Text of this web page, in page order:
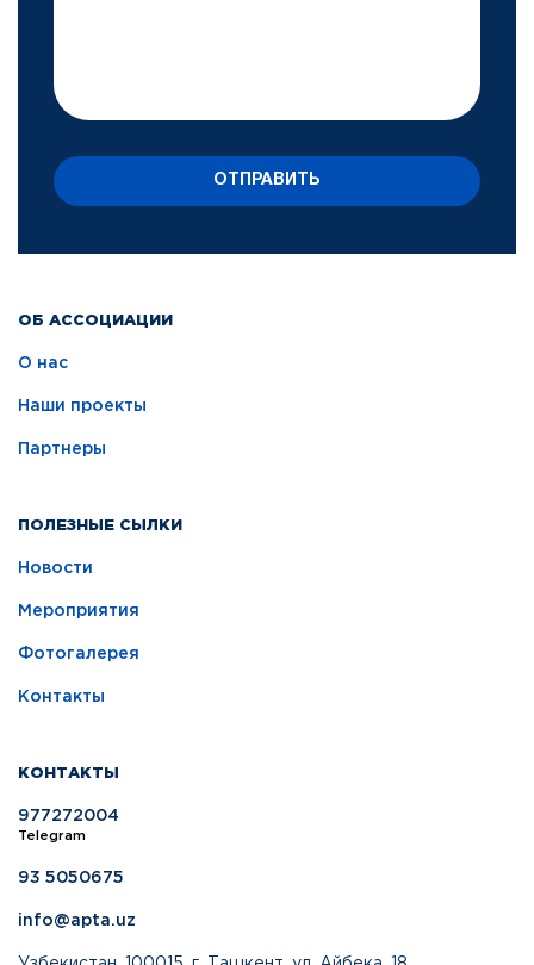
ОБ АССОЦИАЦИИ
О нас
Наши проекты
Партнеры
ПОЛЕЗНЫЕ СЫЛКИ
Новости
Мероприятия
Фотогалерея
Контакты
КОНТАКТЫ
977272004
Telegram
93 5050675
info@apta.uz
ОТПРАВИТЬ